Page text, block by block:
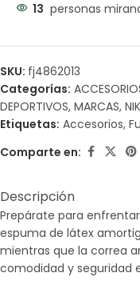
13 personas
SKU: fj4862013
Categorías:
DEPORTIVOS, MARCAS,
Etiquetas: Accesorios,
Comparte en:
Descripción
Prepárate para
espuma de látex
mientras que la correa
comodidad y seguridad